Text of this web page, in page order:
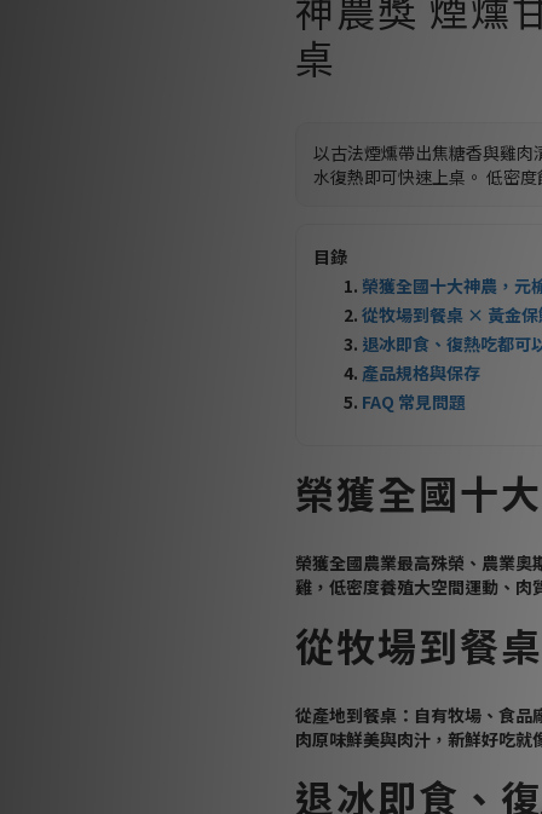
桌
以古法煙燻帶出焦糖香與雞
水復熱即可快速上桌。 低密
目錄
榮獲全國十大神農，元
從牧場到餐桌 × 黃金
退冰即食、復熱吃都可
產品規格與保存
FAQ 常見問題
榮獲全國十
榮獲全國農業最高殊榮、農業
雞，低密度養殖大空間運動、肉
從牧場到餐
從產地到餐桌：自有牧場、食品
肉原味鮮美與肉汁，新鮮好吃就
退冰即食、